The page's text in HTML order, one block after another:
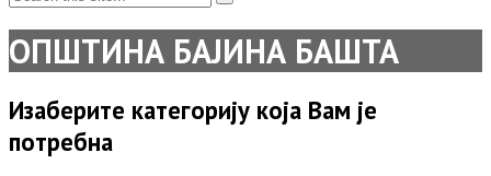
ОПШТИНА БАЈИНА БАШТА
Изаберите категорију која Вам је
потребна